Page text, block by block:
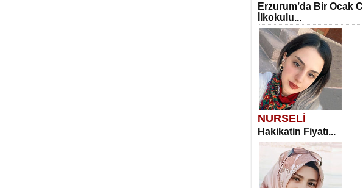
Erzurum’da Bir Ocak
İlkokulu...
NURSELİ
Hakikatin Fiyatı...